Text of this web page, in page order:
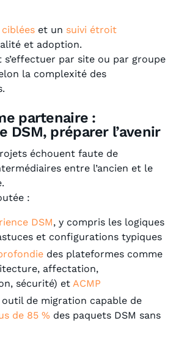
et un suivi étroit
et adoption.
s’effectuer par site ou par groupe
la complexité des
partenaire :
DSM, préparer l’avenir
échouent faute de
entre l’ancien et le
:
DSM, y compris les logiques
et configurations typiques
des plateformes comme
affectation,
sécurité) et ACMP
de migration capable de
de 85 % des paquets DSM sans